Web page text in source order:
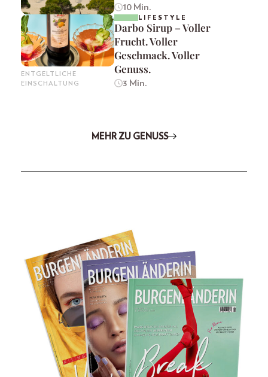
10 Min.
ENTGELTLICHE
EINSCHALTUNG
LIFESTYLE
Darbo Sirup – Voller
Frucht. Voller
Geschmack. Voller
Genuss.
3 Min.
MEHR ZU GENUSS